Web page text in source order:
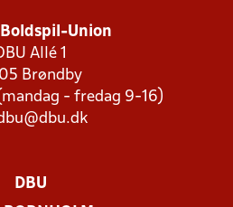
Boldspil-Union
Allé 1
Brøndby
- fredag 9-16)
DBU